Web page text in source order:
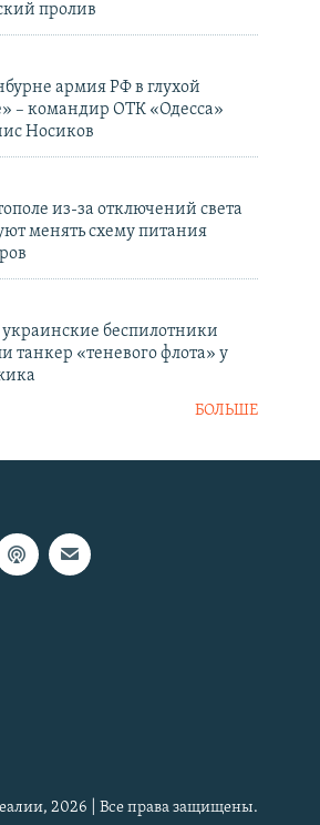
пролив
армия РФ в глухой
– командир ОТК «Одесса»
Носиков
из-за отключений света
менять схему питания
беспилотники
танкер «теневого флота» у
БОЛЬШЕ
2026 | Все права защищены.